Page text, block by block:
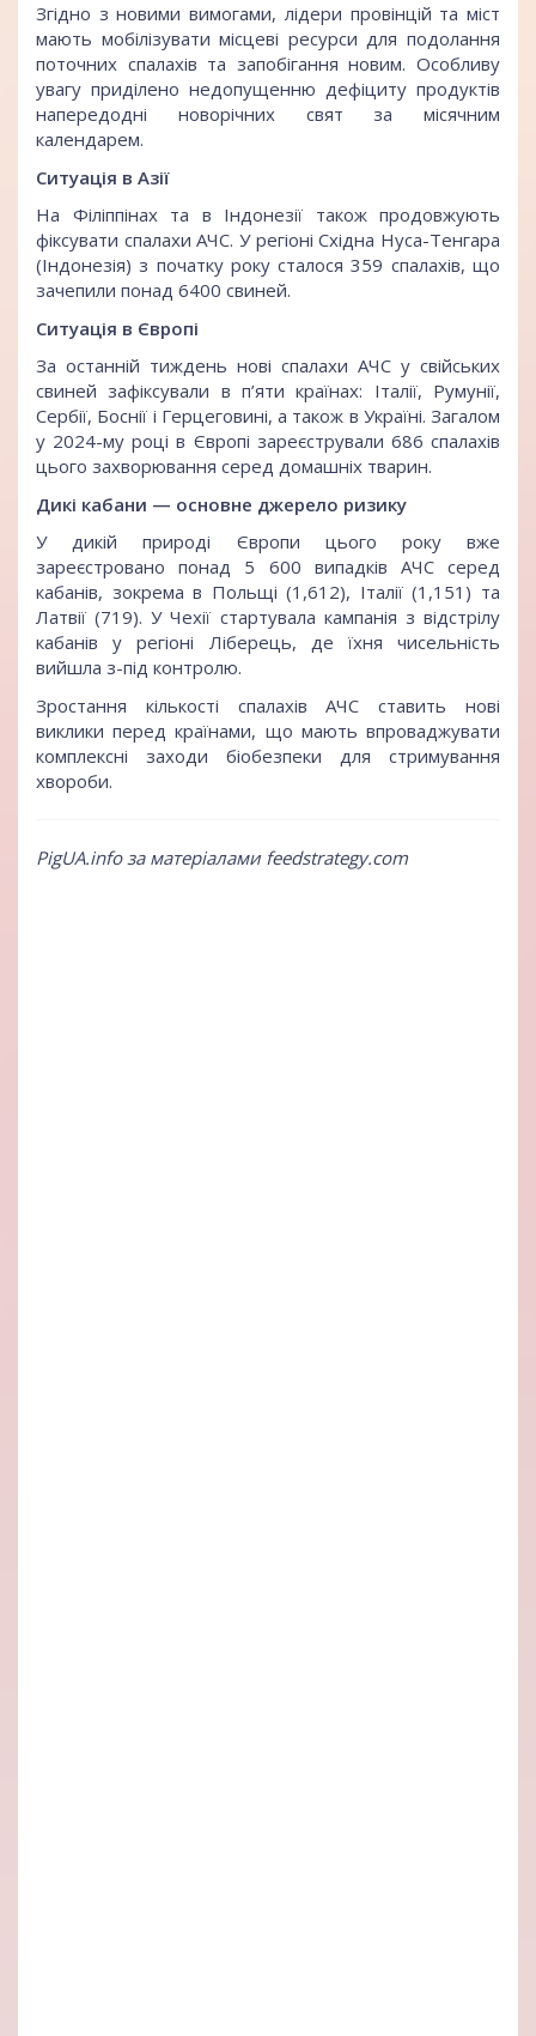
Згідно з новими вимогами, лідери провінцій та міст
мають мобілізувати місцеві ресурси для подолання
поточних спалахів та запобігання новим. Особливу
увагу приділено недопущенню дефіциту продуктів
напередодні новорічних свят за місячним
календарем.
Ситуація в Азії
На Філіппінах та в Індонезії також продовжують
фіксувати спалахи АЧС. У регіоні Східна Нуса-Тенгара
(Індонезія) з початку року сталося 359 спалахів, що
зачепили понад 6400 свиней.
Ситуація в Європі
За останній тиждень нові спалахи АЧС у свійських
свиней зафіксували в п’яти країнах: Італії, Румунії,
Сербії, Боснії і Герцеговині, а також в Україні. Загалом
у 2024-му році в Європі зареєстрували 686 спалахів
цього захворювання серед домашніх тварин.
Дикі кабани — основне джерело ризику
У дикій природі Європи цього року вже
зареєстровано понад 5 600 випадків АЧС серед
кабанів, зокрема в Польщі (1,612), Італії (1,151) та
Латвії (719). У Чехії стартувала кампанія з відстрілу
кабанів у регіоні Ліберець, де їхня чисельність
вийшла з-під контролю.
Зростання кількості спалахів АЧС ставить нові
виклики перед країнами, що мають впроваджувати
комплексні заходи біобезпеки для стримування
хвороби.
PigUA.info за матеріалами feedstrategy.com